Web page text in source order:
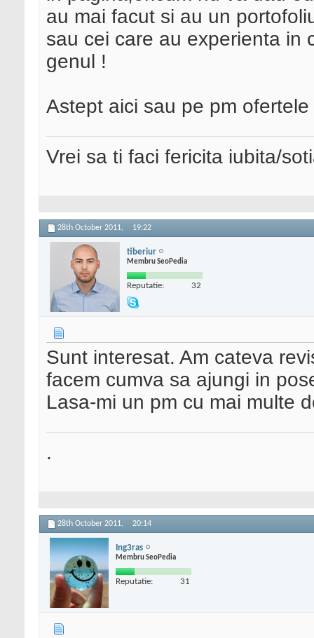
au mai facut si au un
sau cei care au experienta in
genul !
Astept aici sau pe pm
Vrei sa ti faci fericita iubita/
28th October 2011, 19:22
tiberiur
Membru SeoPedia
Reputatie: 32
Sunt interesat. Am cateva
facem cumva sa ajungi in
Lasa-mi un pm cu mai multe
.
28th October 2011, 20:14
Ing3ras
Membru SeoPedia
Reputatie: 31